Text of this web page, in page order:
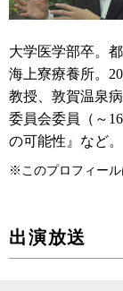
大学医学部卒。
海上寮療養所。
教授、敦賀温泉
委員会委員（～
の可能性』など。
※このプロフィール
出演放送